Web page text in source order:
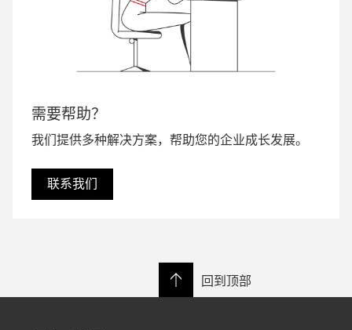
需要帮助？
我们提供多种解决方案，帮助您的企业成长发展。
联系我们
回到顶部